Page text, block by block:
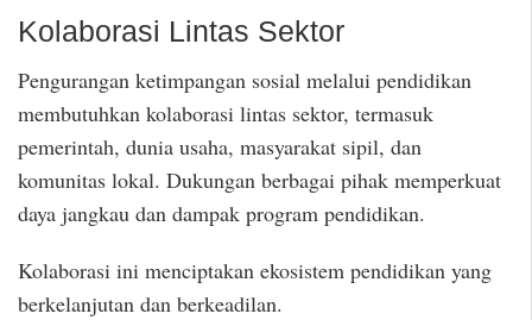
Kolaborasi Lintas Sektor
Pengurangan ketimpangan sosial melalui pendidikan
membutuhkan kolaborasi lintas sektor, termasuk
pemerintah, dunia usaha, masyarakat sipil, dan
komunitas lokal. Dukungan berbagai pihak memperkuat
daya jangkau dan dampak program pendidikan.
Kolaborasi ini menciptakan ekosistem pendidikan yang
berkelanjutan dan berkeadilan.